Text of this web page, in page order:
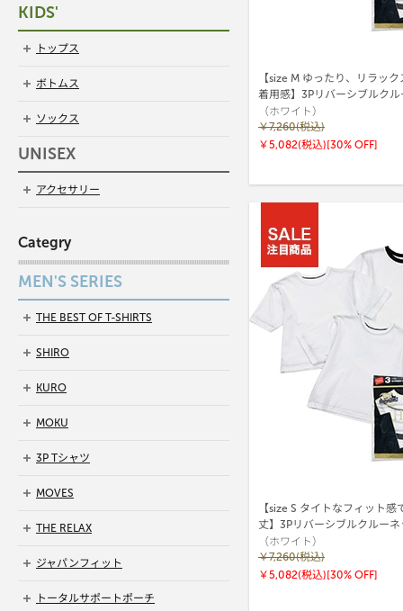
【size M ゆったり、リラッ
着用感】3Pリバーシブルク
ャツ by THE DODO JEAN
(HW1-D702)
（ホワイト）
￥7,260(税込)
￥5,082(税込)[30% OFF]
【size S タイトなフィット感
丈】3Pリバーシブルクルー
by THE DODO JEAN 26SS
(HW1-D702)
（ホワイト）
￥7,260(税込)
￥5,082(税込)[30% OFF]
KIDS'
トップス
ボトムス
ソックス
UNISEX
アクセサリー
Categry
MEN'S SERIES
THE BEST OF T-SHIRTS
SHIRO
KURO
MOKU
3P Tシャツ
MOVES
THE RELAX
ジャパンフィット
トータルサポートポーチ